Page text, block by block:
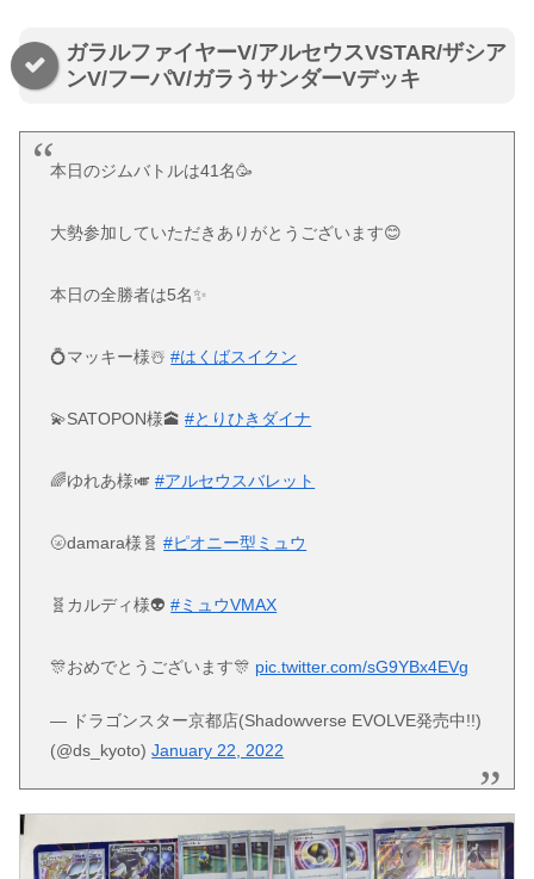
ガラルファイヤーV/アルセウスVSTAR/ザシア
ンV/フーパV/ガラうサンダーVデッキ
本日のジムバトルは41名🥳
大勢参加していただきありがとうございます😊
本日の全勝者は5名✨
💍マッキー様☃️#はくばスイクン
💫SATOPON様🕋#とりひきダイナ
🌈ゆれあ様🎺#アルセウスバレット
🌝damara様🧬#ピオニー型ミュウ
🧬カルディ様👽#ミュウVMAX
🎊おめでとうございます🎊 pic.twitter.com/sG9YBx4EVg
— ドラゴンスター京都店(Shadowverse EVOLVE発売中!!)
(@ds_kyoto)January 22, 2022